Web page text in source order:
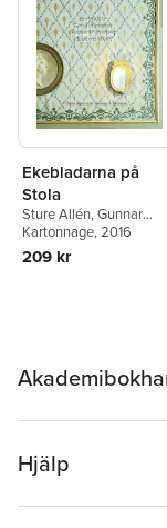
Ekebladarna på
Stola
Sture Allén,Gunnar
Wetterberg,Tore
Frängsmyr
Wolff
Kartonnage, 2016
209 kr
Hjälp